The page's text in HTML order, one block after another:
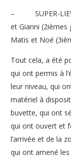
– SUPER-
et Gianni (2ièmes
Matis et Noé
Tout cela, a été
qui ont permis à
leur niveau, qui
matériel à
buvette, qui ont
qui ont ouvert et
l’arrivée et de la
qui ont amené